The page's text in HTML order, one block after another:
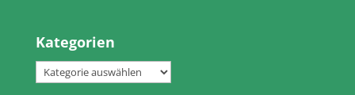
Kategorien
Kategorien